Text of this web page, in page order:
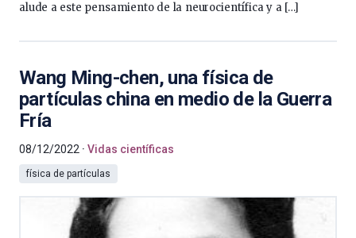
alude a este pensamiento de la neurocientífica y a […]
Wang Ming-chen, una física de
partículas china en medio de la Guerra
Fría
08/12/2022 Vidas científicas
física de partículas